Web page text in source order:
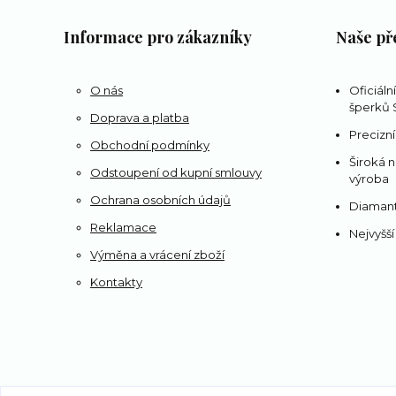
Informace pro zákazníky
O nás
Doprava a platba
Obchodní podmínky
Odstoupení od kupní smlouvy
Ochrana osobních údajů
Reklamace
Výměna a vrácení zboží
Kontakty
Naše
šperků
Široká
výroba